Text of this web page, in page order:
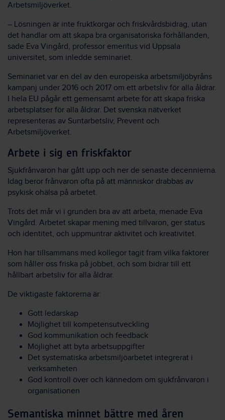
Arbetsmiljöverket.
– Lösningen är inte fruktkorgar och friskvårdsbidrag, utan
det handlar om att skapa bra organisatoriska förhållanden,
sade Eva Vingård, professor emeritus vid Uppsala
universitet, som inledde seminariet.
Seminariet var en del av den europeiska arbetsmiljöbyråns
kampanj under 2016 och 2017 om ett arbetsliv för alla åldrar.
I hela EU pågår ett gemensamt arbete för att skapa friska
arbetsplatser för alla åldrar. Det svenska nätverket
representeras av Suntarbetsliv, Prevent och
Arbetsmiljöverket.
Arbete i sig en friskfaktor
Sjukfrånvaron har gått upp och ner de senaste decennierna.
Idag beror frånvaron ofta på att människor drabbas av
psykisk ohälsa på arbetet.
Trots det mår vi i grunden bra av att arbeta, menade Eva
Vingård. Arbetet skapar mening med tillvaron, ger status
och identitet, och uppmuntrar aktivitet och kreativitet.
Hon har tillsammans med kollegor tagit fram vilka faktorer
som håller oss friska på jobbet, och som bidrar till ett
hållbart arbetsliv för alla åldrar.
De viktigaste faktorerna är:
Gott ledarskap
Möjlighet till kompetensutveckling
God kommunikation och feedback
Möjlighet att byta arbetsuppgifter
Det systematiska arbetsmiljöarbetet integrerat i
verksamheten
God kontroll över och kännedom om sjukfrånvaron i
organisationen
Semantiska minnet bättre med åren